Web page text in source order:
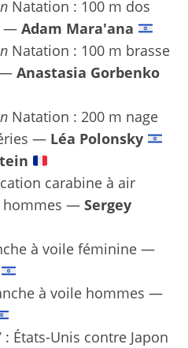
Natation : 100 m dos
— Adam Mara'ana
Natation : 100 m brasse
— Anastasia Gorbenko
Natation : 200 m nage
— Léa Polonsky
carabine à air
hommes — Sergey
à voile féminine —
à voile hommes —
: États-Unis contre Japon